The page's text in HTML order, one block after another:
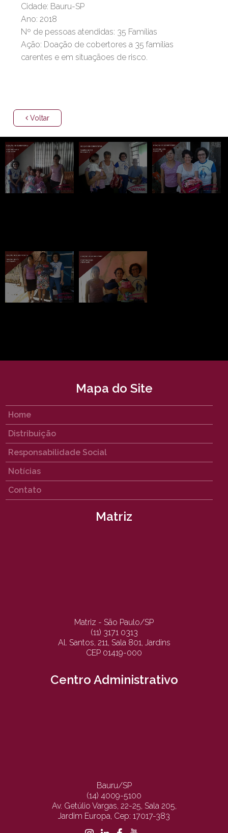
Cidade: Bauru-SP
Ano: 2018
Nº de pessoas atendidas: 35 Famílias
Ação: Doação de cobertores a 35 famílias
carentes e em situaçãoes de risco.
Voltar
Mapa do Site
Home
Distribuição
Responsabilidade Social
Notícias
Contato
Matriz
Matriz - São Paulo/SP
(11) 3171 0313
Al. Santos, 211, Sala 801, Jardins
CEP 01419-000
Centro Administrativo
Bauru/SP
(14) 4009-5100
Av. Getúlio Vargas, 22-25, Sala 205,
Jardim Europa, Cep: 17017-383